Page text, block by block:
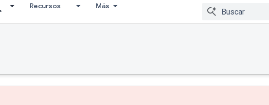
Recursos Más